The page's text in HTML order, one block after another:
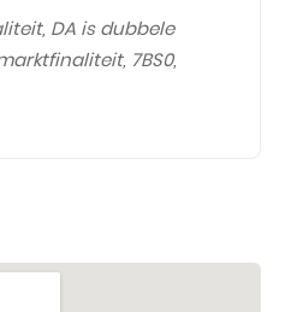
DA is dubbele
7BS0,